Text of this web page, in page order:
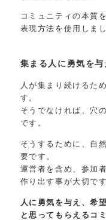
コミュニティの本質
表現方法を使用しま
集まる人に勇気を与
人が集まり続けるた
す。
そうでなければ、穴
です。
そうするために、自
要です。
運営者を含め、参加
作り出す事が大切です
人に勇気を与え、希
と思ってもらえるコ